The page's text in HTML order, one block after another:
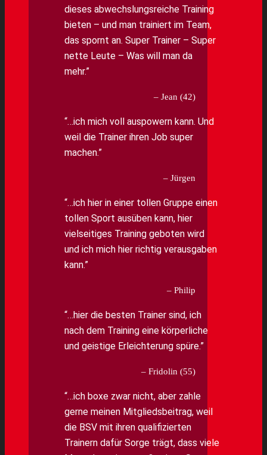
dieses abwechslungsreiche Training
bieten – und man trainiert im Team,
das spornt an. Super Trainer – Super
nette Leute – Was will man da
mehr.
Jean (42)
…ich mich voll auspowern kann. Und
weil die Trainer ihren Job super
machen.
Jürgen
…ich hier in einer tollen Gruppe einen
tollen Sport ausüben kann, hier
vielseitiges Training geboten wird
und ich mich hier richtig verausgaben
kann.
Philip
…hier die besten Trainer sind, ich
nach dem Training eine körperliche
und geistige Erleichterung spüre.
Fridolin (55)
…ich boxe zwar nicht, aber zahle
gerne meinen Mitgliedsbeitrag, weil
die BSV mit ihren qualifizierten
Trainern dafür Sorge trägt, dass viele